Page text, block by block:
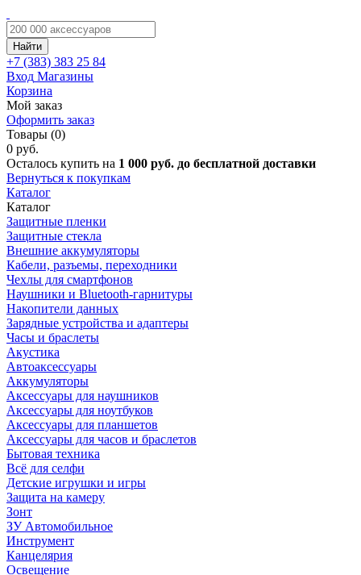
Найти
+7 (383) 383 25 84
Вход Магазины
Корзина
Мой заказ
Оформить заказ
Товары (0)
0 руб.
Осталось купить на 1 000 руб. до бесплатной доставки
Вернуться к покупкам
Каталог
Каталог
Защитные пленки
Защитные стекла
Внешние аккумуляторы
Кабели, разъемы, переходники
Чехлы для смартфонов
Наушники и Bluetooth-гарнитуры
Накопители данных
Зарядные устройства и адаптеры
Часы и браслеты
Акустика
Автоаксессуары
Аккумуляторы
Аксессуары для наушников
Аксессуары для ноутбуков
Аксессуары для планшетов
Аксессуары для часов и браслетов
Бытовая техника
Всё для селфи
Детские игрушки и игры
Защита на камеру
Зонт
ЗУ Автомобильное
Инструмент
Канцелярия
Освещение